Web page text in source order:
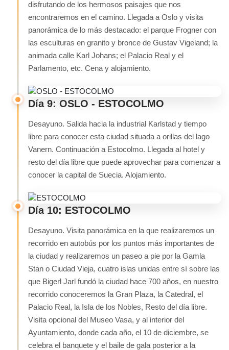
disfrutando de los hermosos paisajes que nos
encontraremos en el camino. Llegada a Oslo y visita
panorámica de lo más destacado: el parque Frogner con
las esculturas en granito y bronce de Gustav Vigeland; la
animada calle Karl Johans; el Palacio Real y el
Parlamento, etc. Cena y alojamiento.
Día 9: OSLO - ESTOCOLMO
Desayuno. Salida hacia la industrial Karlstad y tiempo
libre para conocer esta ciudad situada a orillas del lago
Vanern. Continuación a Estocolmo. Llegada al hotel y
resto del día libre que puede aprovechar para comenzar a
conocer la capital de Suecia. Alojamiento.
Día 10: ESTOCOLMO
Desayuno. Visita panorámica en la que realizaremos un
recorrido en autobús por los puntos más importantes de
la ciudad y realizaremos un paseo a pie por la Gamla
Stan o Ciudad Vieja, cuatro islas unidas entre sí sobre las
que Bigerl Jarl fundó la ciudad hace 700 años, en nuestro
recorrido conoceremos la Gran Plaza, la Catedral, el
Palacio Real, la Isla de los Nobles, Resto del día libre.
Visita opcional del Museo Vasa, y al interior del
Ayuntamiento, donde cada año, el 10 de diciembre, se
celebra el banquete y el baile de gala posterior a la